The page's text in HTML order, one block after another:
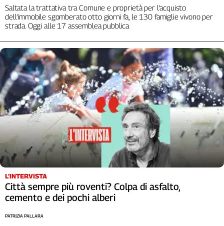
Social
Saltata la trattativa tra Comune e proprietà per l’acquisto
dell’immobile sgomberato otto giorni fa, le 130 famiglie vivono per
strada. Oggi alle 17 assemblea pubblica
L’INTERVISTA
Città sempre più roventi? Colpa di asfalto,
cemento e dei pochi alberi
PATRIZIA PALLARA